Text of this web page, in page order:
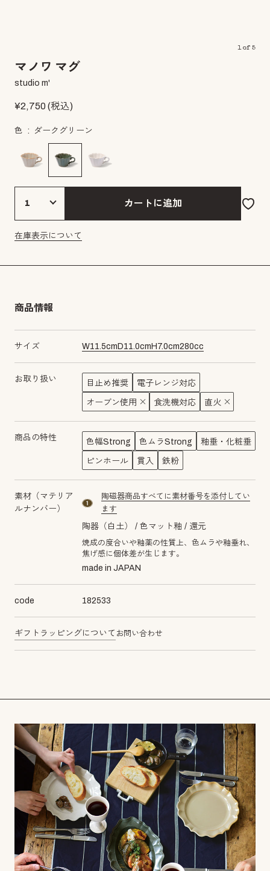
1of 5
マノワ マグ
studio m'
¥2,750(税込)
色 ダークグリーン
カートに追加
在庫表示について
商品情報
サイズ W11.5cm D11.0cm H 7.0cm280cc
お取り扱い 目止め推奨 電子レンジ対応
オーブン使用 食洗機対応 直火
商品の特性 色幅Strong 色ムラStrong 釉垂・化粧垂
ピンホール 貫入 鉄粉
素材（マテリア
ルナンバー）
material number1
陶磁器商品すべてに素材番号を添付してい
ます
陶器（白土） 色マット釉 還元
焼成の度合いや釉薬の性質上、色ムラや釉垂れ、
焦げ感に個体差が生じます。
made in JAPAN
code 182533
ギフトラッピングについて お問い合わせ